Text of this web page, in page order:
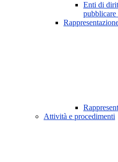
Enti di
Attività e procedimenti